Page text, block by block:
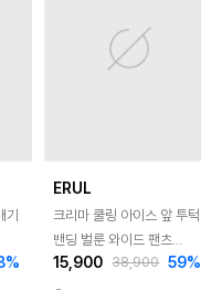
기
%
ERUL
크리마 쿨링 아이스 앞 투턱
밴딩 벌룬 와이드 팬츠
3colors
15,900 38,900 59%